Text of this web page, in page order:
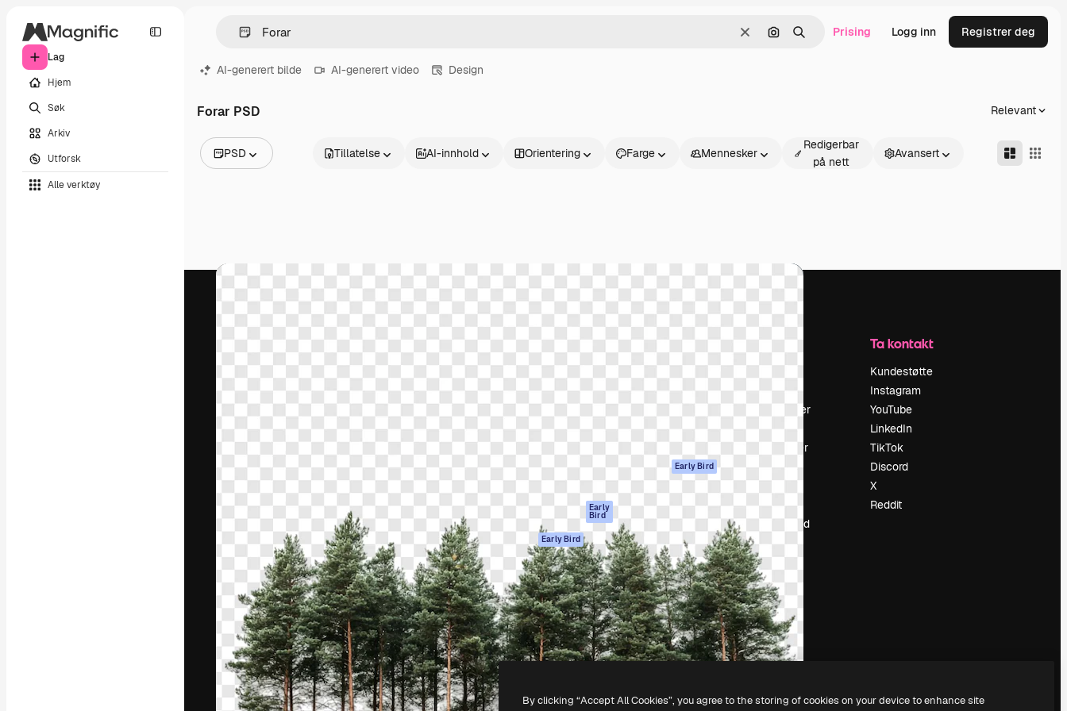
Lag
Hjem
Søk
Arkiv
Utforsk
Alle verktøy
Slett Søk etter bilde
Søk Prising Logg inn Registrer deg
AI-generert bilde AI-generert video Design
Forar PSD Relevant
PSD
Videoer
Ikoner
3D-modeller
Skrifter
Tillatelse AI-innhold Orientering Farge Mennesker
Redigerbar
på nett
Avansert
Den kreative plattformen for å lede ditt
blant kreative, selskaper, byråer og studioer.
Produkter
AI-assistent
AI-videogenerator
stemmegenerator
Arkivinnhold
MCP for
Claude/ChatGPT
Early
Bird
Early Bird
API
Mobilapp
Alle Magnific-
verktøy
Kom i gang
Dokumentasjon
Vilkår for bruk
Originaler Early Bird
informasjonskapsler
Tillitssenter
Affiliates
For bedrifter
Selskap
Om oss
Anmeldelser
Karrierer
Søketrender
Blogg
Slidesgo
Selg innhold
Presserom
Leter etter
magnific.ai
Ta kontakt
Kundestøtte
Instagram
YouTube
LinkedIn
TikTok
Discord
X
Reddit
Copyright © 2010-2026Freepik Company S.L.U.Alle rettigheter forbeholdt.
By clicking “Accept All Cookies”, you agree to the storing of cookies on your device to enhance site